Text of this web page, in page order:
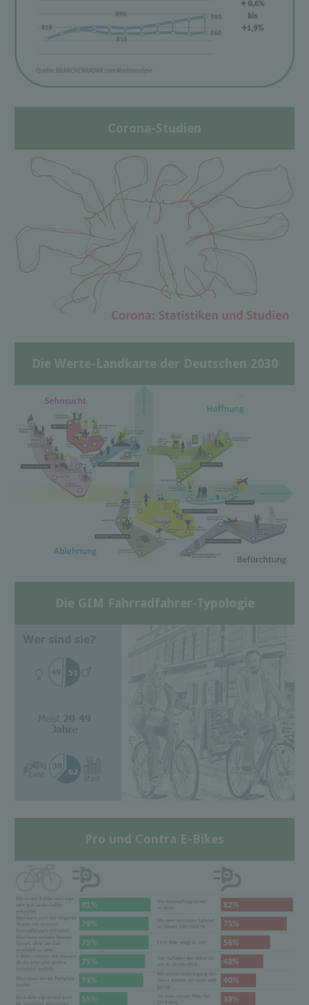
Corona-Studien
Die Werte-Landkarte der Deutschen 2030
Die GIM Fahrradfahrer-Typologie
Pro und Contra E-Bikes